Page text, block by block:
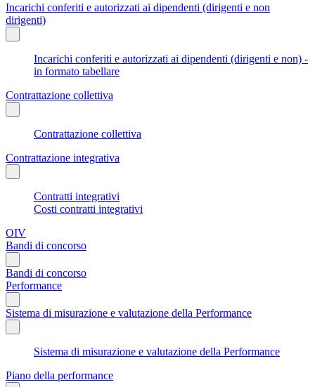
Incarichi conferiti e autorizzati ai dipendenti (dirigenti e non
dirigenti)
Incarichi conferiti e autorizzati ai dipendenti (dirigenti e non) -
in formato tabellare
Contrattazione collettiva
Contrattazione collettiva
Contrattazione integrativa
Contratti integrativi
Costi contratti integrativi
OIV
Bandi di concorso
Bandi di concorso
Performance
Sistema di misurazione e valutazione della Performance
Sistema di misurazione e valutazione della Performance
Piano della performance